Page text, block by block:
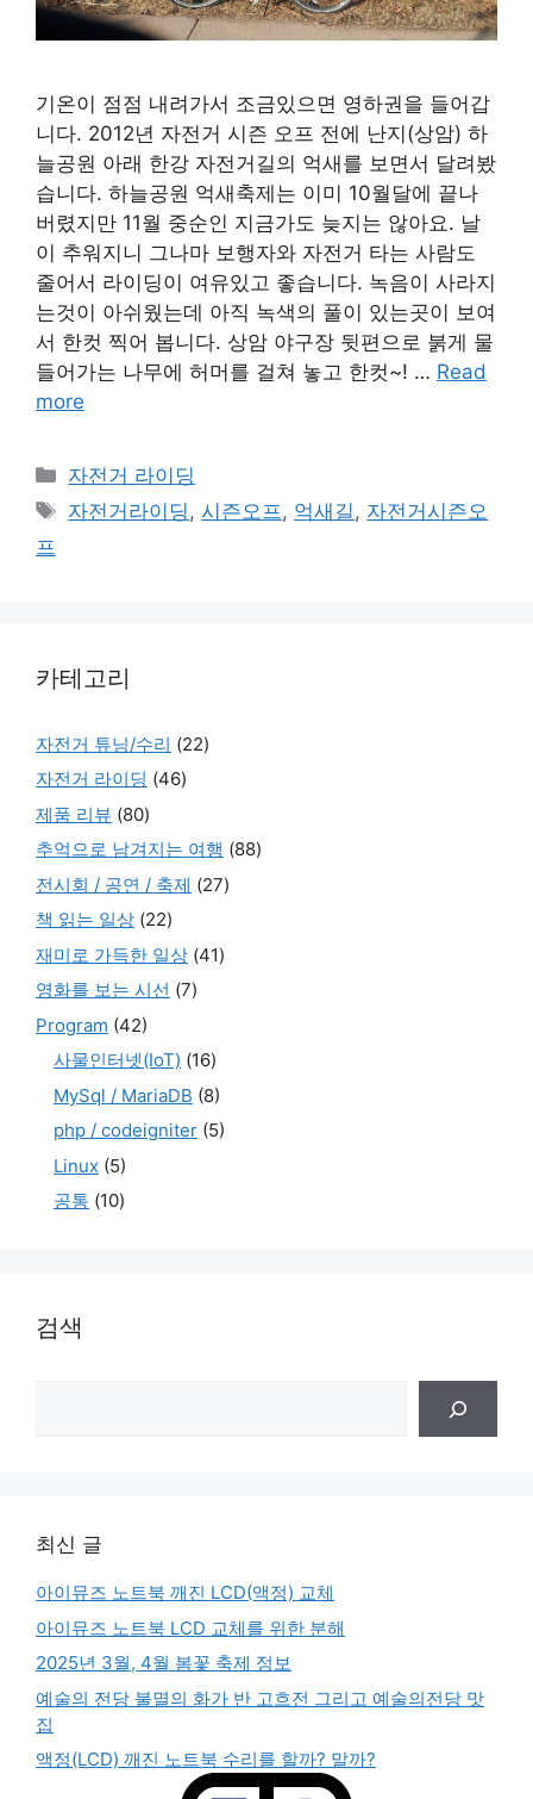
기온이 점점 내려가서 조금있으면 영하권을 들어갑
니다. 2012년 자전거 시즌 오프 전에 난지(상암) 하
늘공원 아래 한강 자전거길의 억새를 보면서 달려봤
습니다. 하늘공원 억새축제는 이미 10월달에 끝나
버렸지만 11월 중순인 지금가도 늦지는 않아요. 날
이 추워지니 그나마 보행자와 자전거 타는 사람도
줄어서 라이딩이 여유있고 좋습니다. 녹음이 사라지
는것이 아쉬웠는데 아직 녹색의 풀이 있는곳이 보여
서 한컷 찍어 봅니다. 상암 야구장 뒷편으로 붉게 물
들어가는 나무에 허머를 걸쳐 놓고 한컷~! … Read
more
Categories
자전거 라이딩
Tags
자전거라이딩 ,시즌오프 , 억새길 , 자전거시즌오
프
카테고리
자전거 튜닝/수리 (22)
자전거 라이딩 (46)
제품 리뷰 (80)
추억으로 남겨지는 여행 (88)
전시회 / 공연 / 축제 (27)
책 읽는 일상 (22)
재미로 가득한 일상 (41)
영화를 보는 시선 (7)
Program (42)
사물인터넷(IoT) (16)
MySql / MariaDB (8)
php / codeigniter (5)
Linux (5)
공통 (10)
검색
최신 글
아이뮤즈 노트북 깨진 LCD(액정) 교체
아이뮤즈 노트북 LCD 교체를 위한 분해
2025년 3월, 4월 봄꽃 축제 정보
예술의 전당 불멸의 화가 반 고흐전 그리고 예술의전당 맛
집
액정(LCD) 깨진 노트북 수리를 할까? 말까?